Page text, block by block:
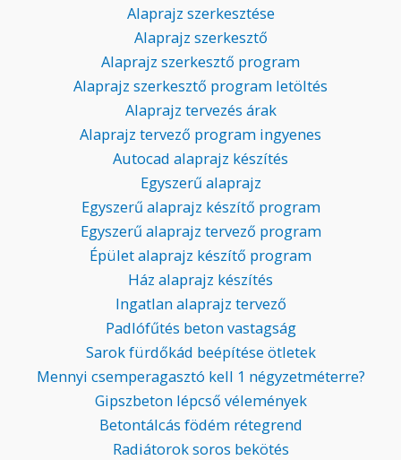
Alaprajz szerkesztése
Alaprajz szerkesztő
Alaprajz szerkesztő program
Alaprajz szerkesztő program letöltés
Alaprajz tervezés árak
Alaprajz tervező program ingyenes
Autocad alaprajz készítés
Egyszerű alaprajz
Egyszerű alaprajz készítő program
Egyszerű alaprajz tervező program
Épület alaprajz készítő program
Ház alaprajz készítés
Ingatlan alaprajz tervező
Padlófűtés beton vastagság
Sarok fürdőkád beépítése ötletek
Mennyi csemperagasztó kell 1 négyzetméterre?
Gipszbeton lépcső vélemények
Betontálcás födém rétegrend
Radiátorok soros bekötés